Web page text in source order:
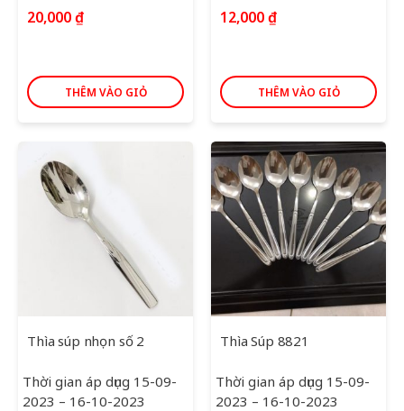
20,000₫
THÊM VÀO GIỎ
12,000₫
THÊM VÀO GIỎ
Thìa súp nhọn số 2
Thời gian áp dụng 15-09-
2023 – 16-10-2023
Thìa Súp 8821
Thời gian áp dụng 15-09-
2023 – 16-10-2023